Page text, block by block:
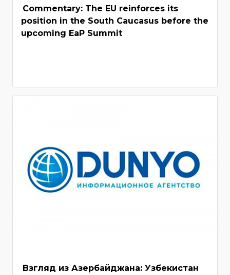
Commentary: The EU reinforces its
position in the South Caucasus before the
upcoming EaP Summit
Взгляд из Азербайджана: Узбекистан